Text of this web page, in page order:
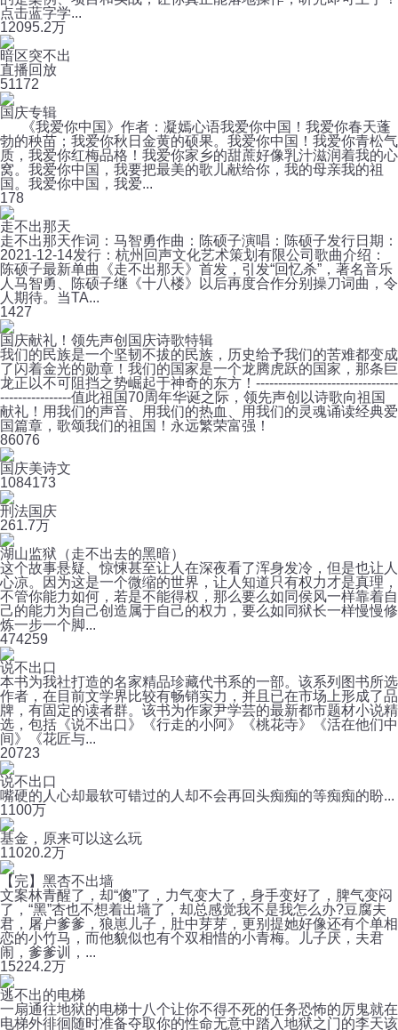
点击蓝字学...
12095.2万
暗区突不出
直播回放
51172
国庆专辑
《我爱你中国》作者：凝嫣心语我爱你中国！我爱你春天蓬
勃的秧苗；我爱你秋日金黄的硕果。我爱你中国！我爱你青松气
质，我爱你红梅品格！我爱你家乡的甜蔗好像乳汁滋润着我的心
窝。我爱你中国，我要把最美的歌儿献给你，我的母亲我的祖
国。我爱你中国，我爱...
178
走不出那天
走不出那天作词：马智勇作曲：陈硕子演唱：陈硕子发行日期：
2021-12-14发行：杭州回声文化艺术策划有限公司歌曲介绍：
陈硕子最新单曲《走不出那天》首发，引发“回忆杀”，著名音乐
人马智勇、陈硕子继《十八楼》以后再度合作分别操刀词曲，令
人期待。当TA...
1427
国庆献礼！领先声创国庆诗歌特辑
我们的民族是一个坚韧不拔的民族，历史给予我们的苦难都变成
了闪着金光的勋章！我们的国家是一个龙腾虎跃的国家，那条巨
龙正以不可阻挡之势崛起于神奇的东方！--------------------------------
----------------值此祖国70周年华诞之际，领先声创以诗歌向祖国
献礼！用我们的声音、用我们的热血、用我们的灵魂诵读经典爱
国篇章，歌颂我们的祖国！永远繁荣富强！
86076
国庆美诗文
1084173
刑法国庆
261.7万
湖山监狱（走不出去的黑暗）
这个故事悬疑、惊悚甚至让人在深夜看了浑身发冷，但是也让人
心凉。因为这是一个微缩的世界，让人知道只有权力才是真理，
不管你能力如何，若是不能得权，那么要么如同侯风一样靠着自
己的能力为自己创造属于自己的权力，要么如同狱长一样慢慢修
炼一步一个脚...
474259
说不出口
本书为我社打造的名家精品珍藏代书系的一部。该系列图书所选
作者，在目前文学界比较有畅销实力，并且已在市场上形成了品
牌，有固定的读者群。该书为作家尹学芸的最新都市题材小说精
选，包括《说不出口》《行走的小阿》《桃花寺》《活在他们中
间》《花匠与...
20723
说不出口
嘴硬的人心却最软可错过的人却不会再回头痴痴的等痴痴的盼...
1100万
基金，原来可以这么玩
11020.2万
【完】黑杏不出墙
文案林青醒了，却“傻”了，力气变大了，身手变好了，脾气变闷
了，“黑”杏也不想着出墙了，却总感觉我不是我怎么办?豆腐夫
君，屠户爹爹，狼崽儿子，肚中芽芽，更别提她好像还有个单相
恋的小竹马，而他貌似也有个双相惜的小青梅。儿子厌，夫君
闹，爹爹训，...
15224.2万
逃不出的电梯
一扇通往地狱的电梯十八个让你不得不死的任务恐怖的厉鬼就在
电梯外徘徊随时准备夺取你的性命无意中踏入地狱之门的李天该